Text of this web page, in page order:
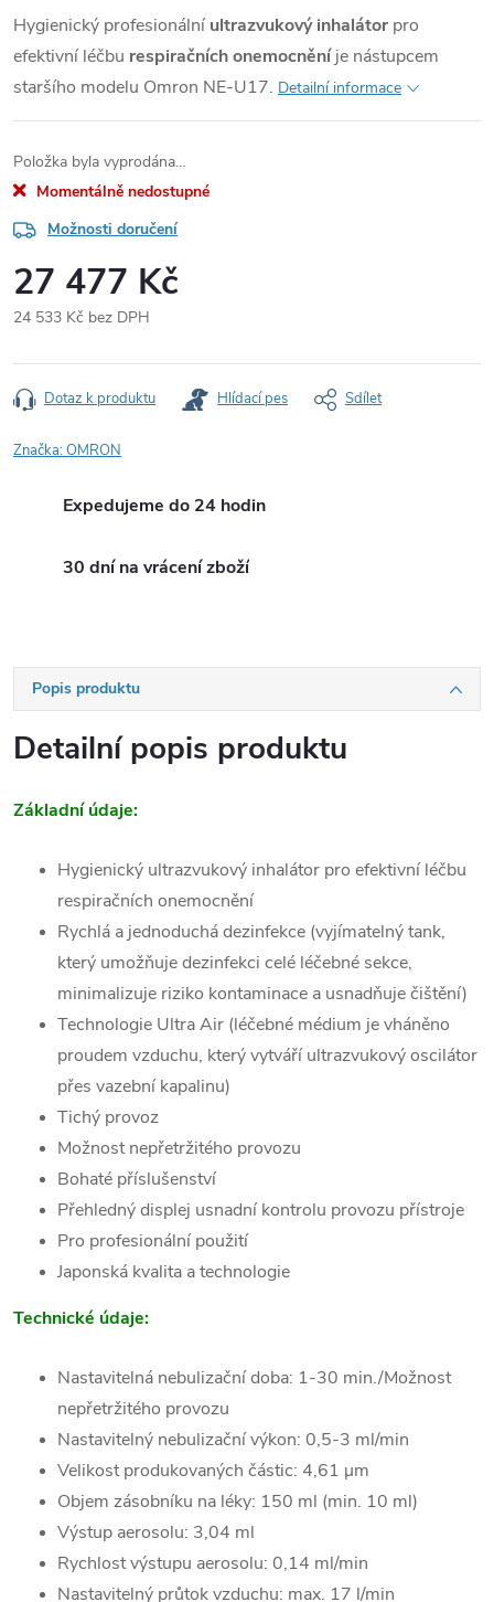
Hygienický profesionální ultrazvukový inhalátor pro
efektivní léčbu respiračních onemocněníje nástupcem
staršího modelu Omron NE-U17. Detailní informace
Položka byla vyprodána…
Momentálně nedostupné
Možnosti doručení
27 477 Kč
24 533 Kč bez DPH
cena:
Dotaz k produktu Hlídací pes Sdílet
Značka:OMRON
Expedujeme do 24 hodin
30 dní na vrácení zboží
Popis produktu
Detailní popis produktu
Základní údaje:
Hygienický ultrazvukový inhalátor pro efektivní léčbu
respiračních onemocnění
Rychlá a jednoduchá dezinfekce (vyjímatelný tank,
který umožňuje dezinfekci celé léčebné sekce,
minimalizuje riziko kontaminace a usnadňuje čištění)
Technologie Ultra Air (léčebné médium je vháněno
proudem vzduchu, který vytváří ultrazvukový oscilátor
přes vazební kapalinu)
Tichý provoz
Možnost nepřetržitého provozu
Bohaté příslušenství
Přehledný displej usnadní kontrolu provozu přístroje
Pro profesionální použití
Japonská kvalita a technologie
Technické údaje:
Nastavitelná nebulizační doba: 1-30 min./Možnost
nepřetržitého provozu
Nastavitelný nebulizační výkon: 0,5-3 ml/min
Velikost produkovaných částic: 4,61 µm
Objem zásobníku na léky: 150 ml (min. 10 ml)
Výstup aerosolu: 3,04 ml
Rychlost výstupu aerosolu: 0,14 ml/min
Nastavitelný průtok vzduchu: max. 17 l/min